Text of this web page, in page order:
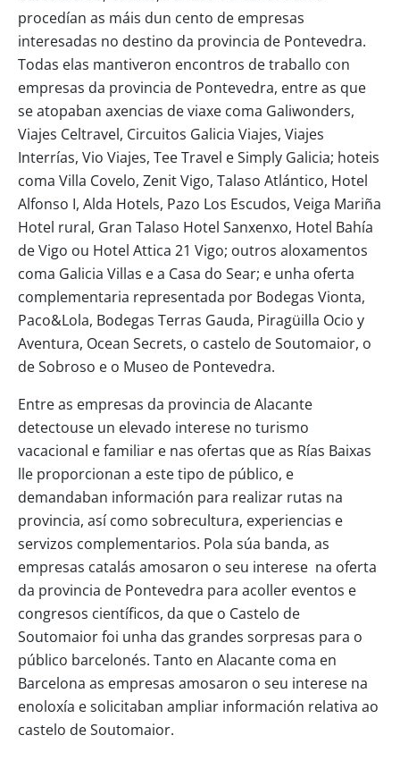
procedían as máis dun cento de empresas
interesadas no destino da provincia de Pontevedra.
Todas elas mantiveron encontros de traballo con
empresas da provincia de Pontevedra, entre as que
se atopaban axencias de viaxe coma Galiwonders,
Viajes Celtravel, Circuitos Galicia Viajes, Viajes
Interrías, Vio Viajes, Tee Travel e Simply Galicia; hoteis
coma Villa Covelo, Zenit Vigo, Talaso Atlántico, Hotel
Alfonso I, Alda Hotels, Pazo Los Escudos, Veiga Mariña
Hotel rural, Gran Talaso Hotel Sanxenxo, Hotel Bahía
de Vigo ou Hotel Attica 21 Vigo; outros aloxamentos
coma Galicia Villas e a Casa do Sear; e unha oferta
complementaria representada por Bodegas Vionta,
Paco&Lola, Bodegas Terras Gauda, Piragüilla Ocio y
Aventura, Ocean Secrets, o castelo de Soutomaior, o
de Sobroso e o Museo de Pontevedra.
Entre as empresas da provincia de Alacante
detectouse un elevado interese no turismo
vacacional e familiar e nas ofertas que as Rías Baixas
lle proporcionan a este tipo de público, e
demandaban información para realizar rutas na
provincia, así como sobrecultura, experiencias e
servizos complementarios. Pola súa banda, as
empresas catalás amosaron o seu interese na oferta
da provincia de Pontevedra para acoller eventos e
congresos científicos, da que o Castelo de
Soutomaior foi unha das grandes sorpresas para o
público barcelonés. Tanto en Alacante coma en
Barcelona as empresas amosaron o seu interese na
enoloxía e solicitaban ampliar información relativa ao
castelo de Soutomaior.